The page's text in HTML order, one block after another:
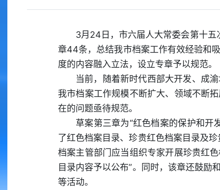
3月24日，市六届人大常委会第十
章44条，总结我市档案工作有效经验和
度的内容融入立法，设立专章予以规范。
当前，随着新时代西部大开发、成
我市档案工作规模不断扩大、领域不断
在的问题亟待规范。
草案第三章为“红色档案的保护和开
了红色档案目录、珍贵红色档案目录及
档案主管部门应当组织专家开展珍贵红
目录内容予以公布”。同时，该章还鼓励
等活动。